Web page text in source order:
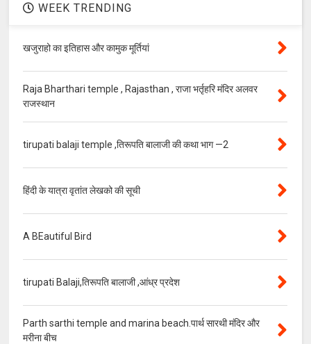
WEEK TRENDING
खजुराहो का इतिहास और कामुक मूर्तियां
Raja Bharthari temple , Rajasthan , राजा भर्तृहरि मंदिर अलवर
राजस्थान
tirupati balaji temple ,तिरूपति बालाजी की कथा भाग —2
हिंदी के यात्रा वृतांत लेखको की सूची
A BEautiful Bird
tirupati Balaji,तिरूपति बालाजी ,आंध्र प्रदेश
Parth sarthi temple and marina beach.पार्थ सारथी मंदिर और
मरीना बीच